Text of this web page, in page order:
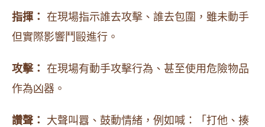
指揮： 在現場指示誰去攻擊、誰去包圍，雖未動手
但實際影響鬥毆進行。
攻擊： 在現場有動手攻擊行為、甚至使用危險物品
作為凶器。
讚聲：
大聲叫囂、鼓動情緒，例如喊：「打他、揍